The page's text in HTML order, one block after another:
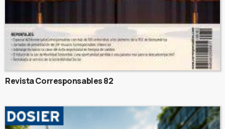
Revista Corresponsables 82